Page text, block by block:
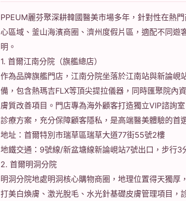
PPEUM麗芬聚深耕韓國醫美市場多年，針對性在熱
心區域、釜山海濱商圈、濟州度假片區，適配不同遊
明。
1. 首爾江南分院（旗艦總店）
作為品牌旗艦門店，江南分院坐落於江南站與新論峴
備，包含熱瑪吉FLX等頂尖提拉儀器，同時匯聚院內
膚質改善項目。門店專為海外顧客打造獨立VIP諮詢
診療方案，充分保障顧客隱私，是高端醫美體驗的首
地址：首爾特別市瑞草區瑞草大道77街55號2樓
地鐵交通：9號線/新盆塘線新論峴站7號出口，步行3
2. 首爾明洞分院
明洞分院地處明洞核心購物商圈，地理位置得天獨厚
打美白煥膚、激光脫毛、水光針基礎皮膚管理項目，